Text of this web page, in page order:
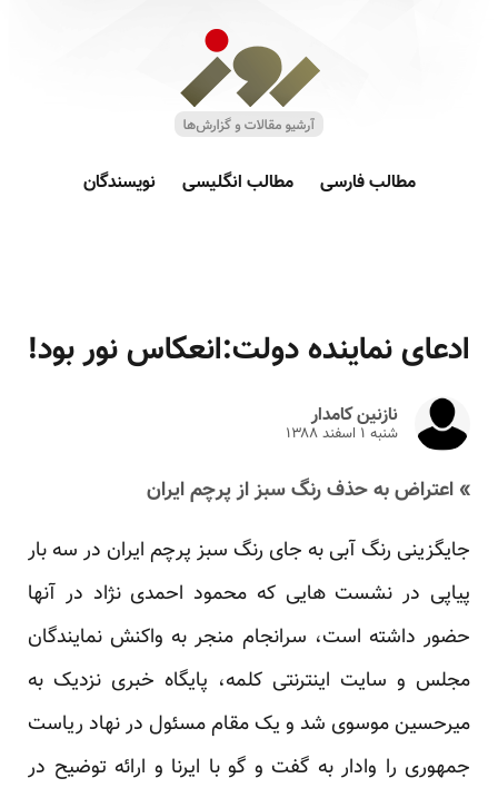
مطالب فارسی مطالب انگلیسی نویسندگان
ادعای نماینده دولت:انعکاس نور بود!
نازنین کامدار
شنبه ۱ اسفند ۱۳۸۸
» اعتراض به حذف رنگ سبز از پرچم ایران
جایگزینی رنگ آبی به جای رنگ سبز پرچم ایران در سه بار
پیاپی در نشست هایی که محمود احمدی نژاد در آنها
حضور داشته است، سرانجام منجر به واکنش نمایندگان
مجلس و سایت اینترنتی کلمه، پایگاه خبری نزدیک به
میرحسین موسوی شد و یک مقام مسئول در نهاد ریاست
جمهوری را وادار به گفت و گو با ایرنا و ارائه توضیح در